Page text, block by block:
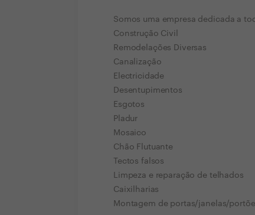
Somos uma empresa dedicada a
Construção Civil
Remodelações Diversas
Canalização
Electricidade
Desentupimentos
Esgotos
Pladur
Mosaico
Chão Flutuante
Tectos falsos
Limpeza e reparação de telhados
Caixilharias
Montagem de portas/janelas/